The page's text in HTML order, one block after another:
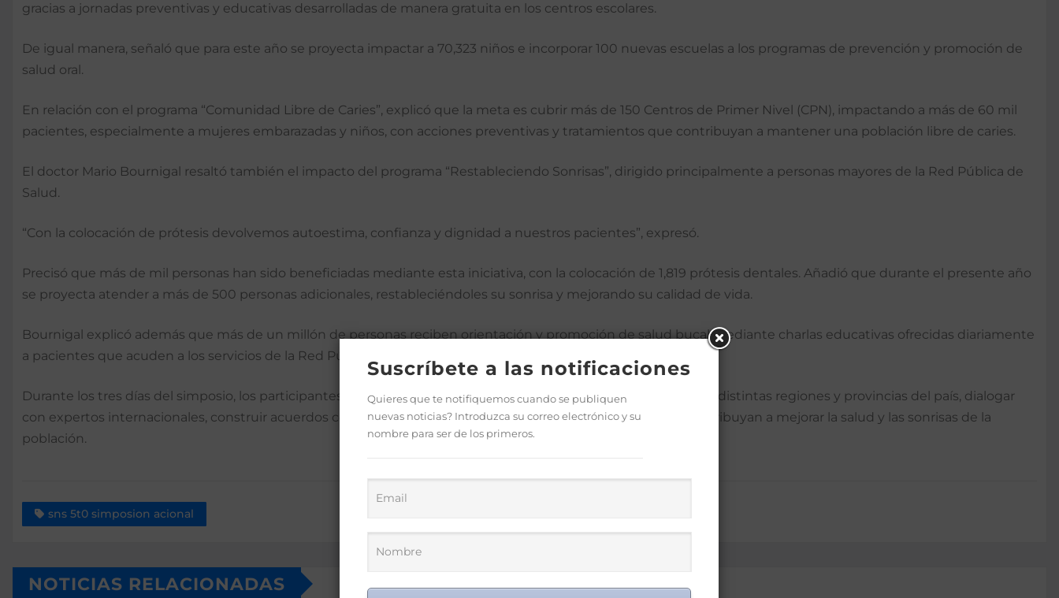
gracias a jornadas preventivas y educativas desarrolladas de manera gratuita en los centros escolares.
De igual manera, señaló que para este año se proyecta impactar a 70,323 niños e incorporar 100 nuevas escuelas a los programas de prevención y promoción de
salud oral.
En relación con el programa “Comunidad Libre de Caries”, explicó que la meta es cubrir más de 150 Centros de Primer Nivel (CPN), impactando a más de 60 mil
pacientes, especialmente a mujeres embarazadas y niños, con acciones preventivas y tratamientos que contribuyan a mantener una población libre de caries.
El doctor Mario Bournigal resaltó también el impacto del programa “Restableciendo Sonrisas”, dirigido principalmente a personas mayores de la Red Pública de
Salud.
“Con la colocación de prótesis devolvemos autoestima, confianza y dignidad a nuestros pacientes”, expresó.
Precisó que más de mil personas han sido beneficiadas mediante esta iniciativa, con la colocación de 1,819 prótesis dentales. Añadió que durante el presente año
se proyecta atender a más de 500 personas adicionales, restableciéndoles su sonrisa y mejorando su calidad de vida.
Bournigal explicó además que más de un millón de personas reciben orientación y promoción de salud bucal mediante charlas educativas ofrecidas diariamente
a pacientes que acuden a los servicios de la Red Pública de Salud.
Durante los tres días del simposio, los participantes tendrán la oportunidad de presentar trabajos realizados en distintas regiones y provincias del país, dialogar
con expertos internacionales, construir acuerdos concretos y llevar a sus comunidades herramientas que contribuyan a mejorar la salud y las sonrisas de la
población.
sns 5t0 simposion acional
NOTICIAS RELACIONADAS
Suscríbete a las notificaciones
Quieres que te notifiquemos cuando se publiquen
nuevas noticias? Introduzca su correo electrónico y su
nombre para ser de los primeros.